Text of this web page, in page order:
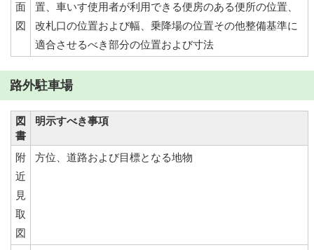
面
図
置、車いす使用者が利用できる便房のある便所の位置、
改札口の位置および幅、乗降場の位置その他整備基準に
適合させるべき部分の位置および寸法
路外駐車場
図
書
明示すべき事項
附
近
見
取
図
方位、道路および目標となる地物